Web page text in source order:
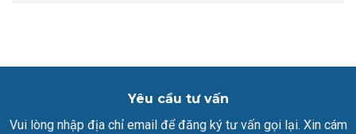
Yêu cầu tư vấn
Vui lòng nhập địa chỉ email để đăng ký tư vấn gọi lại. Xin cám